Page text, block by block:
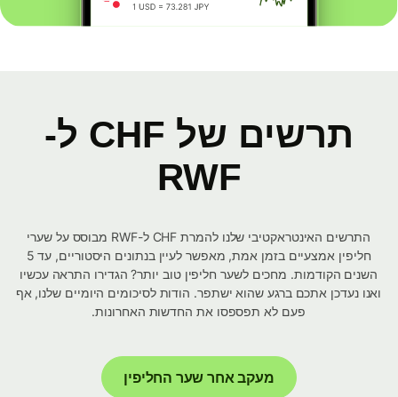
תרשים של CHF ל-
RWF
התרשים האינטראקטיבי שלנו להמרת CHF ל-RWF מבוסס על שערי
חליפין אמצעיים בזמן אמת, מאפשר לעיין בנתונים היסטוריים, עד 5
השנים הקודמות. מחכים לשער חליפין טוב יותר? הגדירו התראה עכשיו
ואנו נעדכן אתכם ברגע שהוא ישתפר. הודות לסיכומים היומיים שלנו, אף
פעם לא תפספסו את החדשות האחרונות.
מעקב אחר שער החליפין